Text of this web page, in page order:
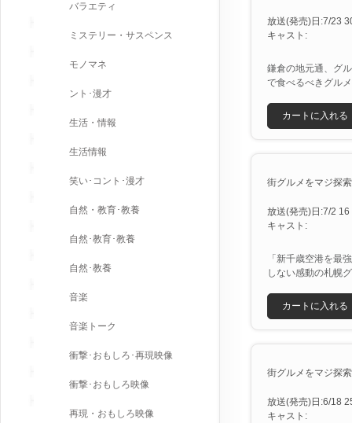
放送(発売)日:7/23
キャスト:
鎌倉の地元通、グ
で食べるべきグル
カートに入れる
街グルメをマジ探
放送(発売)日:7/2
キャスト:
「新千歳空港を最
しない感動の札幌
カートに入れる
街グルメをマジ探
放送(発売)日:6/18
キャスト:
バラエティ
ミステリー・サスペンス
モノマネ
ント･漫才
生活・情報
生活情報
笑い･コント･漫才
自然・教育･教養
自然･教育･教養
自然･教養
音楽
音楽トーク
衝撃･おもしろ･再現映像
衝撃･おもしろ映像
再現・おもしろ映像